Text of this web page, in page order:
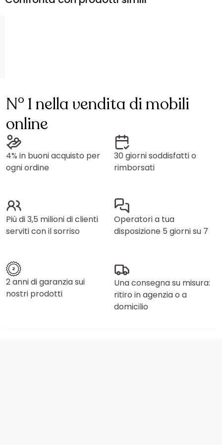
N° 1 nella vendita di mobili
online
4% in buoni acquisto per
ogni ordine
30 giorni soddisfatti o
rimborsati
Più di 3,5 milioni di clienti
serviti con il sorriso
Operatori a tua
disposizione 5 giorni su 7
2 anni di garanzia sui
nostri prodotti
Una consegna su misura:
ritiro in agenzia o a
domicilio